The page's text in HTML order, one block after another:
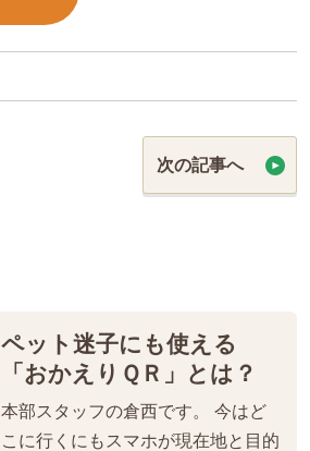
次の記事へ
ペット迷子にも使える
「おかえりＱＲ」とは？
本部スタッフの倉西です。 今はど
こに行くにもスマホが現在地と目的